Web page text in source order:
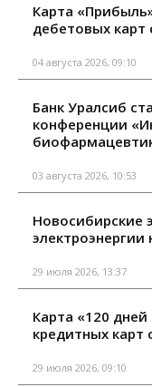
Карта
дебетовых карт
04 августа 2026, 09:10
Банк Уралсиб
конференции
03 августа 2026, 10:53
Новосибирские
электроэнергии
29 июля 2026, 13:37
Карта «120
кредитных
29 июля 2026, 09:10